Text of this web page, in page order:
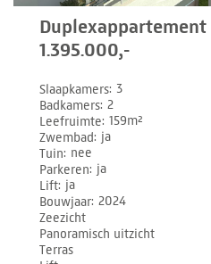
1.395.000,-
Slaapkamers 3
Badkamers 2
Leefruimte 159m²
Zwembad ja
Tuin nee
Parkeren ja
Lift ja
Bouwjaar 2024
Zeezicht
Panoramisch uitzicht
Terras